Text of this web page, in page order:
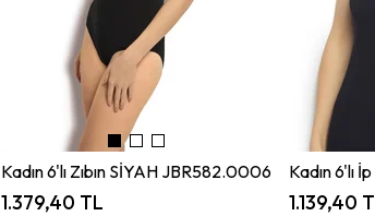
Kadın 6'lı Zıbın SİYAH JBR582.0006
1.379,40 TL 1.139,40